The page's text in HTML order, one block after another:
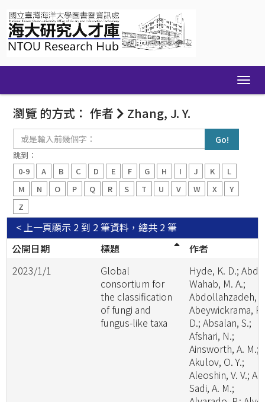
navigation
瀏覽 的方式： 作者 Zhang, J. Y.
入
前
幾
個
跳到：
0-9
A B C D E F G H I J K
L
M
N O P Q R S T U V W X
Y
Z
顯示 2 到 2 筆資料，總共 2 筆
< 上一頁
公開日期
標題
作者
2023/1/1
Global
consortium for
the classification
of fungi and
fungus-like taxa
Hyde, K. D.;
Wahab, M. A.;
Abdollahzadeh,
Abeywickrama, P.
D.; Absalan, S.;
Afshari, N.;
Ainsworth, A. M.;
Akulov, O. Y.;
Aleoshin, V. V.; Al-
Sadi, A. M.;